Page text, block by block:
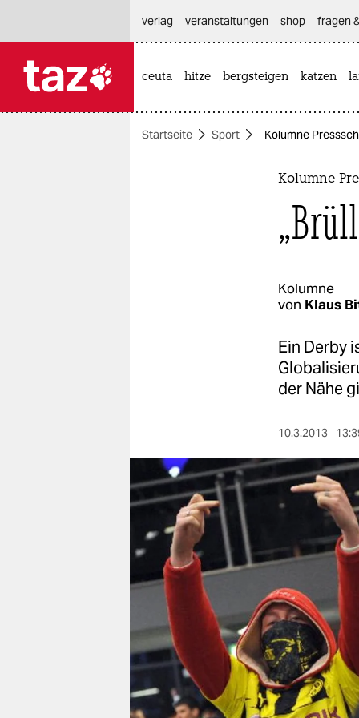
themen
verlag
verlag
veranstaltungen
shop
fragen & hilfe
unterstützen
abo
genossenschaft
verlag
veranstaltungen shop fragen
ceuta hitze bergsteigen katzen
Startseite Sport Kolumne
Kolumne
Kolumne
von Klaus
Ein Derby
der Nähe
10.3.2013